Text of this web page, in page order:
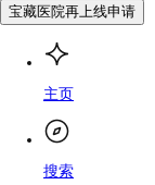
宝藏医院再上线申请
主页
搜索